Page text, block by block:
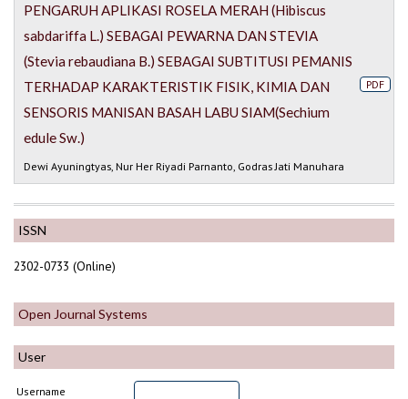
ISSN
2302-0733 (Online)
Open Journal Systems
User
Username
PENGARUH APLIKASI ROSELA MERAH (Hibiscus
sabdariffa L.) SEBAGAI PEWARNA DAN STEVIA
(Stevia rebaudiana B.) SEBAGAI SUBTITUSI PEMANIS
TERHADAP KARAKTERISTIK FISIK, KIMIA DAN
SENSORIS MANISAN BASAH LABU SIAM(Sechium
edule Sw.)
Dewi Ayuningtyas, Nur Her Riyadi Parnanto, Godras Jati Manuhara
PDF